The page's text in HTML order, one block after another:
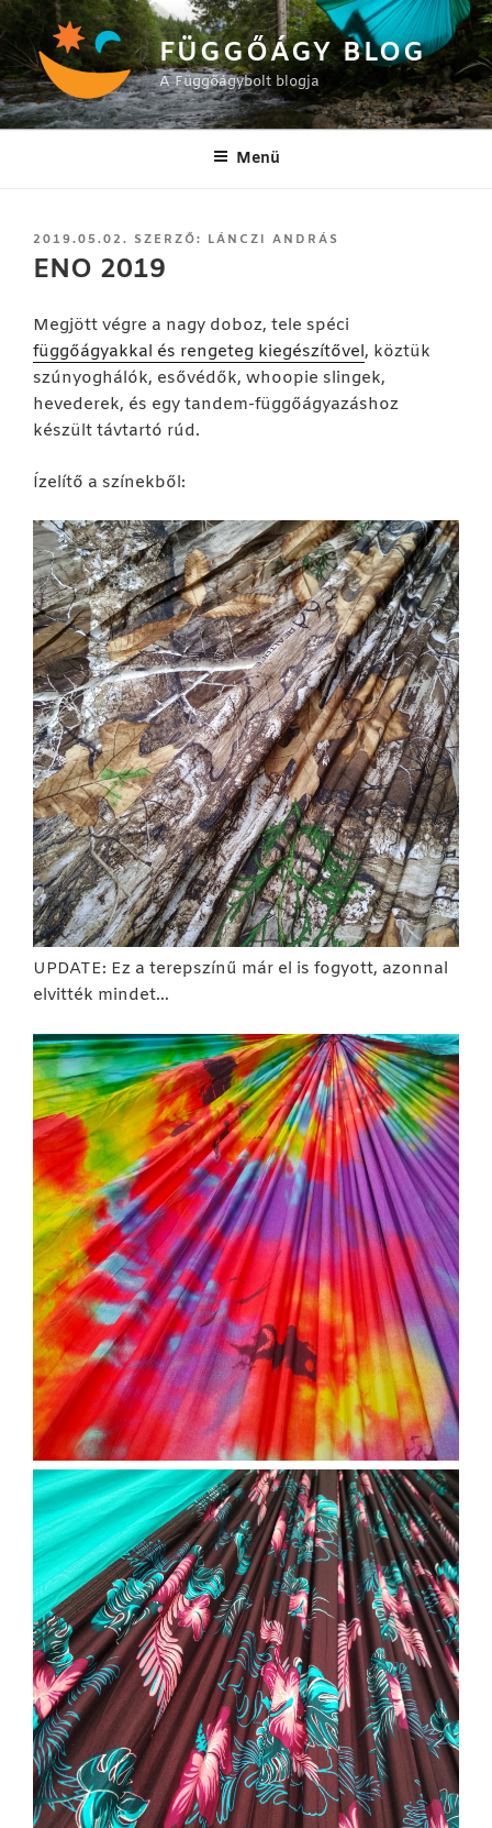
Tartalomhoz
FÜGGŐÁGY BLOG
A Függőágybolt blogja
Menü
BEKÜLDVE:
2019.05.02. SZERZŐ: LÁNCZI ANDRÁS
ENO 2019
Megjött végre a nagy doboz, tele spéci
függőágyakkal és rengeteg kiegészítővel, köztük
szúnyoghálók, esővédők, whoopie slingek,
hevederek, és egy tandem-függőágyazáshoz
készült távtartó rúd.
Ízelítő a színekből:
UPDATE: Ez a terepszínű már el is fogyott, azonnal
elvitték mindet…